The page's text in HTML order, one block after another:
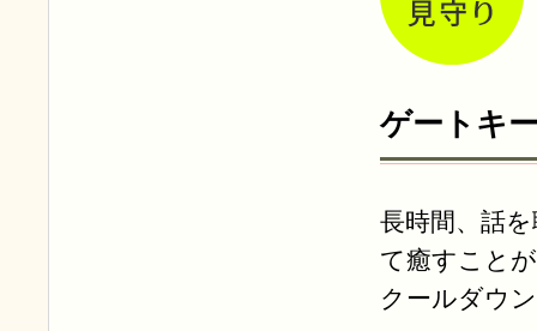
ゲートキ
長時間、話
て癒すこと
クールダウ